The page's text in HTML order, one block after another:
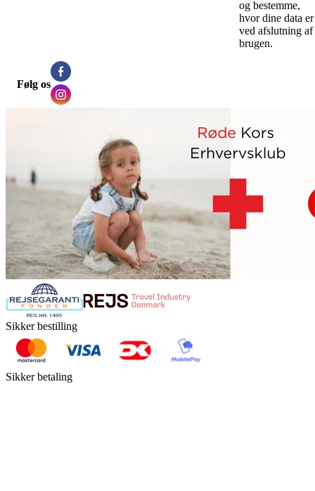
og bestemme,
hvor dine data er
ved afslutning af
brugen.
Følg os
Sikker bestilling
Sikker betaling